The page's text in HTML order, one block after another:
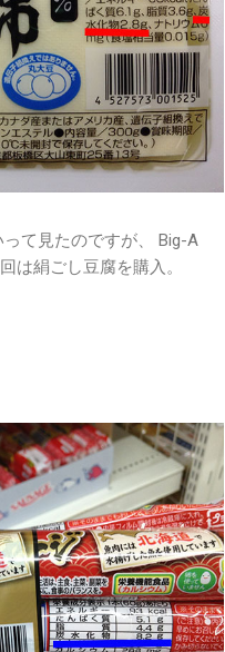
て見たのですが、 Big-A
は絹ごし豆腐を購入。